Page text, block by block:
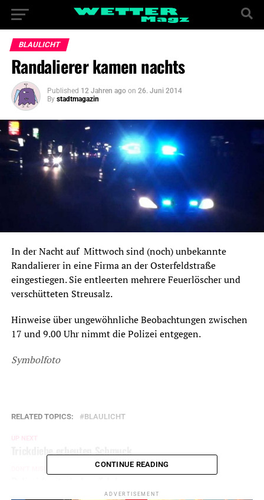
BLAULICHT
Randalierer kamen nachts
Published 12 Jahren ago on 26. Juni 2014
By stadtmagazin
In der Nacht auf Mittwoch sind (noch) unbekannte
Randalierer in eine Firma an der Osterfeldstraße
eingestiegen. Sie entleerten mehrere Feuerlöscher und
verschütteten Streusalz.
Hinweise über ungewöhnliche Beobachtungen zwischen
17 und 9.00 Uhr nimmt die Polizei entgegen.
Symbolfoto
RELATED TOPICS: BLAULICHT
UP NEXT
CONTINUE READING
ADVERTISEMENT